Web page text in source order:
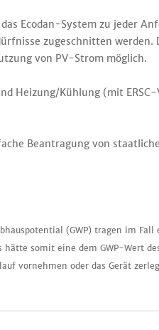
Ecodan-System zu jeder
zugeschnitten
von PV-Strom möglich.
Heizung/Kühlung (mit
Beantragung von
(GWP) tragen im Fall
somit eine dem GWP-Wert
vornehmen oder das Gerät